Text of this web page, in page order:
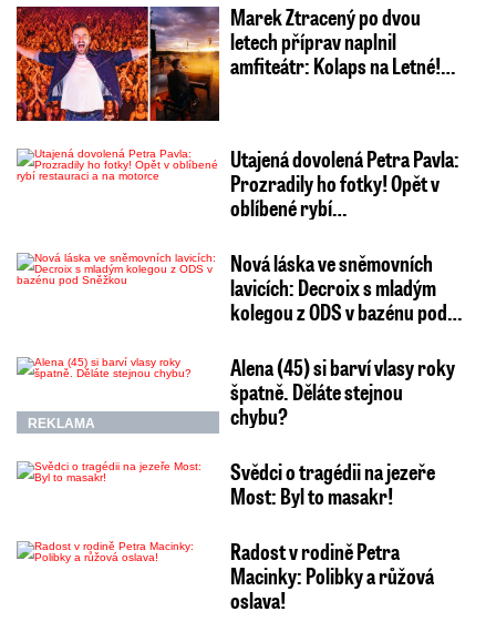
Marek Ztracený po dvou
letech příprav naplnil
amfiteátr: Kolaps na Letné!…
Utajená dovolená Petra Pavla:
Prozradily ho fotky! Opět v
oblíbené rybí…
Nová láska ve sněmovních
lavicích: Decroix s mladým
kolegou z ODS v bazénu pod…
REKLAMA
Alena (45) si barví vlasy roky
špatně. Děláte stejnou
chybu?
Svědci o tragédii na jezeře
Most: Byl to masakr!
Radost v rodině Petra
Macinky: Polibky a růžová
oslava!